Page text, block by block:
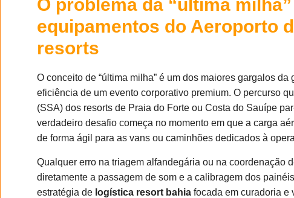
O problema da “última
equipamentos do Aeroporto
resorts
O conceito de “última milha” é um dos maiores gargalos
eficiência de um evento corporativo premium. O percurso
(SSA) dos resorts de Praia do Forte ou Costa do Sauípe
verdadeiro desafio começa no momento em que a carga
de forma ágil para as vans ou caminhões dedicados à
Qualquer erro na triagem alfandegária ou na coordenação
diretamente a passagem de som e a calibragem dos
estratégia de logística resort bahia focada em curadoria e